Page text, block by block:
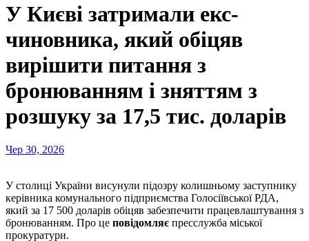
У Києві затримали екс-
чиновника, який обіцяв
вирішити питання з
бронюванням і зняттям з
розшуку за 17,5 тис. доларів
Чер 30, 2026
У столиці України висунули підозру колишньому заступнику
керівника комунального підприємства Голосіївської РДА,
який за 17 500 доларів обіцяв забезпечити працевлаштування з
бронюванням. Про це повідомляє пресслужба міської
прокуратури.